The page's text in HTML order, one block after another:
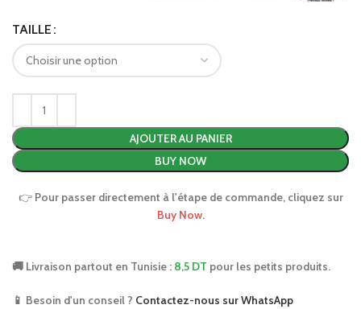
TAILLE
AJOUTER AU PANIER
BUY NOW
👉 Pour passer directement à l'étape de commande, cliquez sur
Buy Now.
🚚 Livraison partout en Tunisie : 8,5 DT pour les petits produits.
📱 Besoin d'un conseil ? Contactez-nous sur WhatsApp